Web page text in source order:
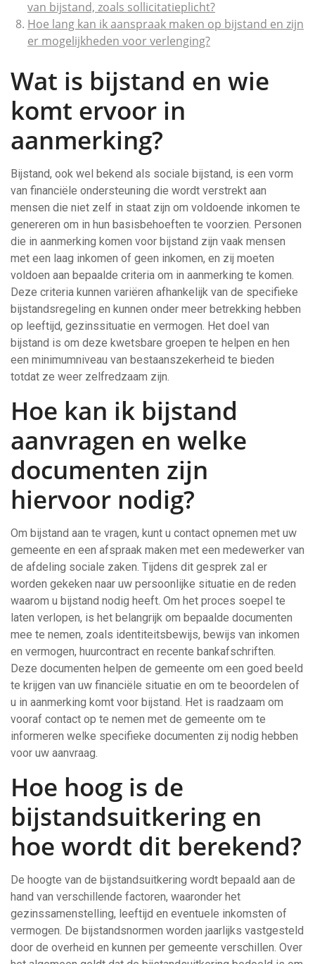
van bijstand, zoals sollicitatieplicht?
Hoe lang kan ik aanspraak maken op bijstand en zijn
er mogelijkheden voor verlenging?
Wat is bijstand en wie
komt ervoor in
aanmerking?
Bijstand, ook wel bekend als sociale bijstand, is een vorm
van financiële ondersteuning die wordt verstrekt aan
mensen die niet zelf in staat zijn om voldoende inkomen te
genereren om in hun basisbehoeften te voorzien. Personen
die in aanmerking komen voor bijstand zijn vaak mensen
met een laag inkomen of geen inkomen, en zij moeten
voldoen aan bepaalde criteria om in aanmerking te komen.
Deze criteria kunnen variëren afhankelijk van de specifieke
bijstandsregeling en kunnen onder meer betrekking hebben
op leeftijd, gezinssituatie en vermogen. Het doel van
bijstand is om deze kwetsbare groepen te helpen en hen
een minimumniveau van bestaanszekerheid te bieden
totdat ze weer zelfredzaam zijn.
Hoe kan ik bijstand
aanvragen en welke
documenten zijn
hiervoor nodig?
Om bijstand aan te vragen, kunt u contact opnemen met uw
gemeente en een afspraak maken met een medewerker van
de afdeling sociale zaken. Tijdens dit gesprek zal er
worden gekeken naar uw persoonlijke situatie en de reden
waarom u bijstand nodig heeft. Om het proces soepel te
laten verlopen, is het belangrijk om bepaalde documenten
mee te nemen, zoals identiteitsbewijs, bewijs van inkomen
en vermogen, huurcontract en recente bankafschriften.
Deze documenten helpen de gemeente om een goed beeld
te krijgen van uw financiële situatie en om te beoordelen of
u in aanmerking komt voor bijstand. Het is raadzaam om
vooraf contact op te nemen met de gemeente om te
informeren welke specifieke documenten zij nodig hebben
voor uw aanvraag.
Hoe hoog is de
bijstandsuitkering en
hoe wordt dit berekend?
De hoogte van de bijstandsuitkering wordt bepaald aan de
hand van verschillende factoren, waaronder het
gezinssamenstelling, leeftijd en eventuele inkomsten of
vermogen. De bijstandsnormen worden jaarlijks vastgesteld
door de overheid en kunnen per gemeente verschillen. Over